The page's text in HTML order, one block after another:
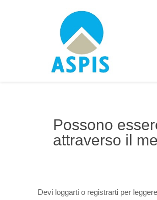
Possono
attraverso il
Devi loggarti o registrarti per